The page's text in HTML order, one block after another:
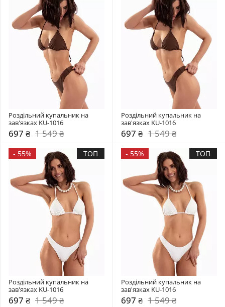
Роздільний купальник на
зав'язках KU-1016
697 ₴ 1 549 ₴
Роздільний купальник на
зав'язках KU-1016
697 ₴ 1 549 ₴
- 55% ТОП
Роздільний купальник на
зав'язках KU-1016
697 ₴ 1 549 ₴
- 55% ТОП
Роздільний купальник на
зав'язках KU-1016
697 ₴ 1 549 ₴